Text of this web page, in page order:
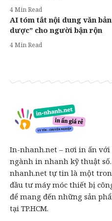
4 Min Read
AI tóm tắt nội dung văn
dược” cho người bận rộn
4 Min Read
In-nhanh.net – nơi in ấn
ngành in nhanh kỹ thuật
nhanh.net tự tin là một
đầu tư máy móc thiết bị
để mang đến những sản
tại TP.HCM.